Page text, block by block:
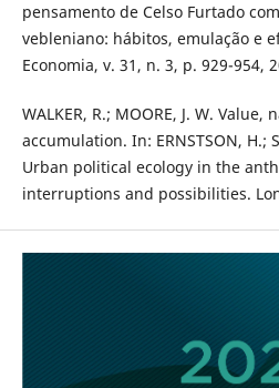
pensamento de Celso Furtado
vebleniano: hábitos, emulação e
Economia, v. 31, n. 3, p. 929-954,
WALKER, R.; MOORE, J. W.
accumulation. In: ERNSTSON, H.;
Urban political ecology in the
interruptions and possibilities.